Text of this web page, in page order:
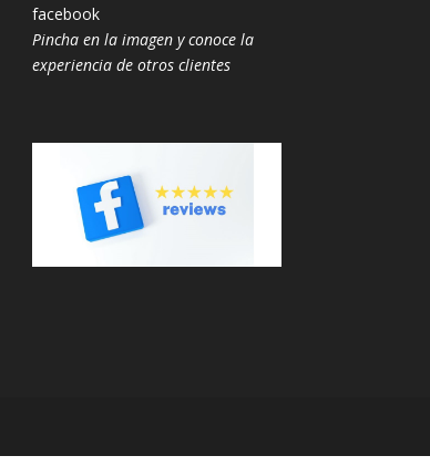
facebook
Pincha en la imagen y conoce la
experiencia de otros clientes